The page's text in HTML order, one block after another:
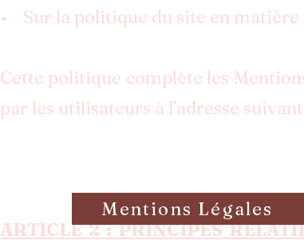
• Sur la politique du site en matière
Cette politique complète les
par les utilisateurs à l’adresse
ARTICLE 2 : PRINCIPES
Mentions Légales